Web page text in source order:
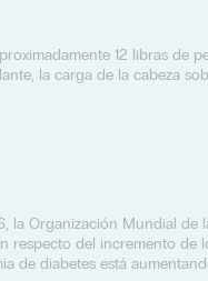
12 libras de
la carga de la cabeza
la Organización Mundial
respecto del incremento de
de diabetes está